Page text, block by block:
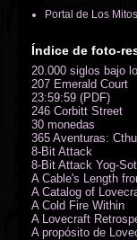
Portal de Los
Índice de foto-
20.000 siglos bajo
207 Emerald Court
23:59:59 (PDF)
246 Corbitt Street
30 monedas
365 Aventuras:
8-Bit Attack
8-Bit Attack Yog-
A Cable's Length
A Catalog of
A Cold Fire Within
A Lovecraft
A propósito de